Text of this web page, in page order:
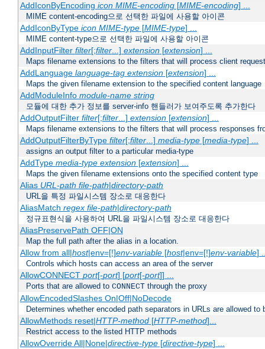
AddIconByEncoding icon MIME-encoding[MIME-encoding] ...
MIME content-encoding으로 선택한 파일에 사용할 아이콘
AddIconByType icon MIME-type[MIME-type] ...
MIME content-type으로 선택한 파일에 사용할 아이콘
AddInputFilter filter[;filter...] extension[extension] ...
Maps filename extensions to the filters that will process client
AddLanguage language-tag extension[extension] ...
Maps the given filename extension to the specified content language
AddModuleInfo module-name string
모듈에 대한 추가 정보를 server-info 핸들러가 보여주도록 추가한다
AddOutputFilter filter[;filter...] extension[extension] ...
Maps filename extensions to the filters that will process responses
AddOutputFilterByType filter[;filter...] media-type[media-type] ...
assigns an output filter to a particular media-type
AddType media-type extension[extension] ...
Maps the given filename extensions onto the specified content type
Alias URL-path file-path|directory-path
URL을 특정 파일시스템 장소로 대응한다
AliasMatch regex file-path|directory-path
정규표현식을 사용하여 URL을 파일시스템 장소로 대응한다
AliasPreservePath OFF|ON
Map the full path after the alias in a location.
Allow from all|host|env=[!]env-variable[host|env=[!]env-variable]
Controls which hosts can access an area of the server
AllowCONNECT port[-port] [port[-port]] ...
Ports that are allowed to CONNECT through the proxy
AllowEncodedSlashes On|Off|NoDecode
Determines whether encoded path separators in URLs are allowed to
AllowMethods reset|HTTP-method[HTTP-method]...
Restrict access to the listed HTTP methods
AllowOverride All|None|directive-type[directive-type] ...